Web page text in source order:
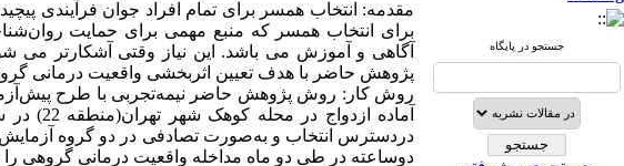
جستجو در پایگاه
مقدمه: انتخاب همسر برای تمام افراد جوان فرآیندی
برای انتخاب همسر که منبع مهمی برای حمایت
آگاهی و آموزش می باشد. این نیاز وقتی آشکارتر می
پژوهش حاضر با هدف تعیین اثربخشی واقعیت درمانی
روش کار: روش پژوهش حاضر نیمه‌تجربی با طرح